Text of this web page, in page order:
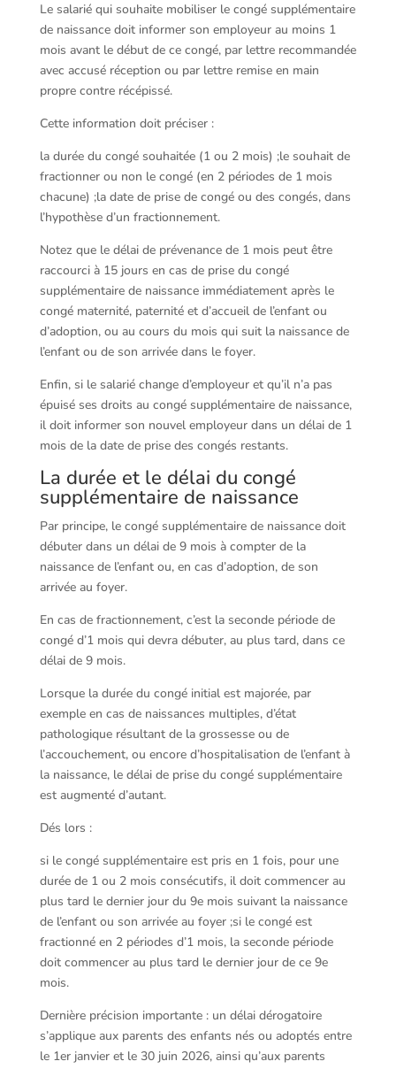
Le salarié qui souhaite mobiliser le congé supplémentaire
de naissance doit informer son employeur au moins 1
mois avant le début de ce congé, par lettre recommandée
avec accusé réception ou par lettre remise en main
propre contre récépissé.
Cette information doit préciser :
la durée du congé souhaitée (1 ou 2 mois) ;le souhait de
fractionner ou non le congé (en 2 périodes de 1 mois
chacune) ;la date de prise de congé ou des congés, dans
l’hypothèse d’un fractionnement.
Notez que le délai de prévenance de 1 mois peut être
raccourci à 15 jours en cas de prise du congé
supplémentaire de naissance immédiatement après le
congé maternité, paternité et d’accueil de l’enfant ou
d’adoption, ou au cours du mois qui suit la naissance de
l’enfant ou de son arrivée dans le foyer.
Enfin, si le salarié change d’employeur et qu’il n’a pas
épuisé ses droits au congé supplémentaire de naissance,
il doit informer son nouvel employeur dans un délai de 1
mois de la date de prise des congés restants.
La durée et le délai du congé
supplémentaire de naissance
Par principe, le congé supplémentaire de naissance doit
débuter dans un délai de 9 mois à compter de la
naissance de l’enfant ou, en cas d’adoption, de son
arrivée au foyer.
En cas de fractionnement, c’est la seconde période de
congé d’1 mois qui devra débuter, au plus tard, dans ce
délai de 9 mois.
Lorsque la durée du congé initial est majorée, par
exemple en cas de naissances multiples, d’état
pathologique résultant de la grossesse ou de
l’accouchement, ou encore d’hospitalisation de l’enfant à
la naissance, le délai de prise du congé supplémentaire
est augmenté d’autant.
Dés lors :
si le congé supplémentaire est pris en 1 fois, pour une
durée de 1 ou 2 mois consécutifs, il doit commencer au
plus tard le dernier jour du 9e mois suivant la naissance
de l’enfant ou son arrivée au foyer ;si le congé est
fractionné en 2 périodes d’1 mois, la seconde période
doit commencer au plus tard le dernier jour de ce 9e
mois.
Dernière précision importante : un délai dérogatoire
s’applique aux parents des enfants nés ou adoptés entre
le 1er janvier et le 30 juin 2026, ainsi qu’aux parents